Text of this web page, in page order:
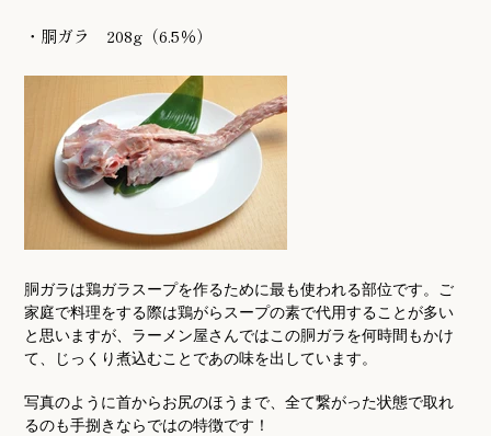
・胴ガラ 208g（6.5％）
胴ガラは鶏ガラスープを作るために最も使われる部位です。ご
家庭で料理をする際は鶏がらスープの素で代用することが多い
と思いますが、ラーメン屋さんではこの胴ガラを何時間もかけ
て、じっくり煮込むことであの味を出しています。
写真のように首からお尻のほうまで、全て繋がった状態で取れ
るのも手捌きならではの特徴です！